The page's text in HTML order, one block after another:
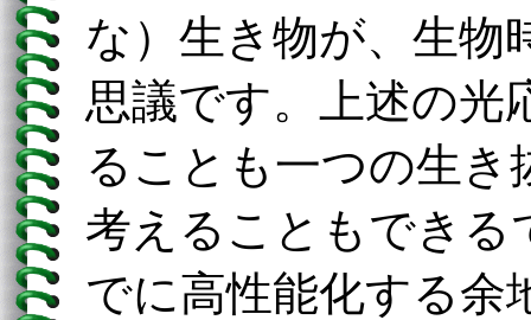
な）生き物が、生物
思議です。上述の光
ることも一つの生
考えることもできる
でに高性能化する余